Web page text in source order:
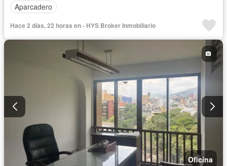
Aparcadero
Hace 2 días, 22 horas en - HYS Broker Inmobiliario
Oficina